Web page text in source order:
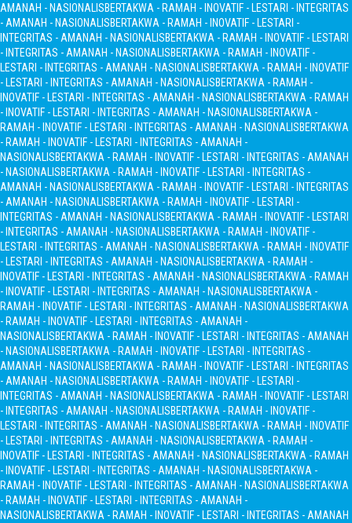
AMANAH - NASIONALISBERTAKWA - RAMAH - INOVATIF - LESTARI - INTEGRITAS
- AMANAH - NASIONALISBERTAKWA - RAMAH - INOVATIF - LESTARI -
INTEGRITAS - AMANAH - NASIONALISBERTAKWA - RAMAH - INOVATIF - LESTARI
- INTEGRITAS - AMANAH - NASIONALISBERTAKWA - RAMAH - INOVATIF -
LESTARI - INTEGRITAS - AMANAH - NASIONALISBERTAKWA - RAMAH - INOVATIF
- LESTARI - INTEGRITAS - AMANAH - NASIONALISBERTAKWA - RAMAH -
INOVATIF - LESTARI - INTEGRITAS - AMANAH - NASIONALISBERTAKWA - RAMAH
- INOVATIF - LESTARI - INTEGRITAS - AMANAH - NASIONALISBERTAKWA -
RAMAH - INOVATIF - LESTARI - INTEGRITAS - AMANAH - NASIONALISBERTAKWA
- RAMAH - INOVATIF - LESTARI - INTEGRITAS - AMANAH -
NASIONALISBERTAKWA - RAMAH - INOVATIF - LESTARI - INTEGRITAS - AMANAH
- NASIONALISBERTAKWA - RAMAH - INOVATIF - LESTARI - INTEGRITAS -
AMANAH - NASIONALISBERTAKWA - RAMAH - INOVATIF - LESTARI - INTEGRITAS
- AMANAH - NASIONALISBERTAKWA - RAMAH - INOVATIF - LESTARI -
INTEGRITAS - AMANAH - NASIONALISBERTAKWA - RAMAH - INOVATIF - LESTARI
- INTEGRITAS - AMANAH - NASIONALISBERTAKWA - RAMAH - INOVATIF -
LESTARI - INTEGRITAS - AMANAH - NASIONALISBERTAKWA - RAMAH - INOVATIF
- LESTARI - INTEGRITAS - AMANAH - NASIONALISBERTAKWA - RAMAH -
INOVATIF - LESTARI - INTEGRITAS - AMANAH - NASIONALISBERTAKWA - RAMAH
- INOVATIF - LESTARI - INTEGRITAS - AMANAH - NASIONALISBERTAKWA -
RAMAH - INOVATIF - LESTARI - INTEGRITAS - AMANAH - NASIONALISBERTAKWA
- RAMAH - INOVATIF - LESTARI - INTEGRITAS - AMANAH -
NASIONALISBERTAKWA - RAMAH - INOVATIF - LESTARI - INTEGRITAS - AMANAH
- NASIONALISBERTAKWA - RAMAH - INOVATIF - LESTARI - INTEGRITAS -
AMANAH - NASIONALISBERTAKWA - RAMAH - INOVATIF - LESTARI - INTEGRITAS
- AMANAH - NASIONALISBERTAKWA - RAMAH - INOVATIF - LESTARI -
INTEGRITAS - AMANAH - NASIONALISBERTAKWA - RAMAH - INOVATIF - LESTARI
- INTEGRITAS - AMANAH - NASIONALISBERTAKWA - RAMAH - INOVATIF -
LESTARI - INTEGRITAS - AMANAH - NASIONALISBERTAKWA - RAMAH - INOVATIF
- LESTARI - INTEGRITAS - AMANAH - NASIONALISBERTAKWA - RAMAH -
INOVATIF - LESTARI - INTEGRITAS - AMANAH - NASIONALISBERTAKWA - RAMAH
- INOVATIF - LESTARI - INTEGRITAS - AMANAH - NASIONALISBERTAKWA -
RAMAH - INOVATIF - LESTARI - INTEGRITAS - AMANAH - NASIONALISBERTAKWA
- RAMAH - INOVATIF - LESTARI - INTEGRITAS - AMANAH -
NASIONALISBERTAKWA - RAMAH - INOVATIF - LESTARI - INTEGRITAS - AMANAH